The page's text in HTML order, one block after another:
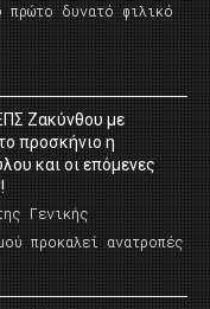
δυνατό φιλικό
Ζακύνθου με
προσκήνιο η
και οι επόμενες
Γενικής
προκαλεί ανατροπές